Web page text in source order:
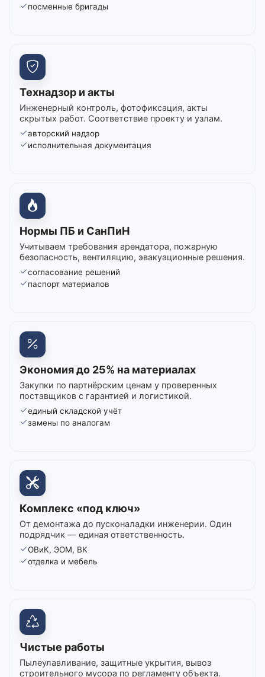
посменные бригады
Технадзор и акты
Инженерный контроль, фотофиксация, акты
скрытых работ. Соответствие проекту и узлам.
авторский надзор
исполнительная документация
Нормы ПБ и СанПиН
Учитываем требования арендатора, пожарную
безопасность, вентиляцию, эвакуационные решения.
согласование решений
паспорт материалов
Экономия до 25% на материалах
Закупки по партнёрским ценам у проверенных
поставщиков с гарантией и логистикой.
единый складской учёт
замены по аналогам
Комплекс «под ключ»
От демонтажа до пусконаладки инженерии. Один
подрядчик — единая ответственность.
ОВиК, ЭОМ, ВК
отделка и мебель
Чистые работы
Пылеулавливание, защитные укрытия, вывоз
строительного мусора по регламенту объекта.